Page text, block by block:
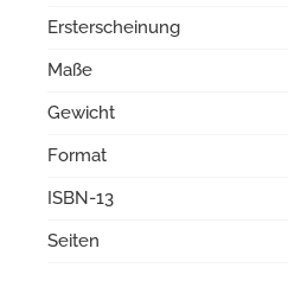
Ersterscheinung
Maße
Gewicht
Format
ISBN-13
Seiten